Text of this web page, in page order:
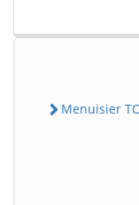
Menuisier